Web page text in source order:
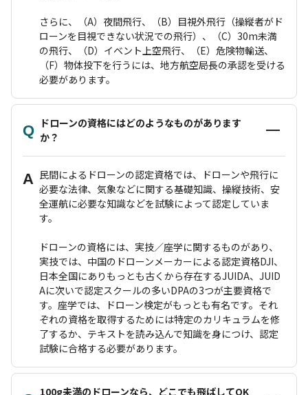
さらに、（A）夜間飛行、（B）目視外飛行（操縦者がド
ローンを目視できない状況での飛行）、（C）30m未満
の飛行、（D）イベント上空飛行、（E）危険物輸送、
（F）物体投下を行うには、地方航空局長の承認を受ける
必要があります。
Q ドローンの資格にはどのようなものがあります
か？
A 民間によるドローンの認定資格では、ドローンや飛行に
必要な法律、気象などに関する基礎知識、操縦技術、安
全運航に必要な知識などを試験によって認定していま
す。
ドローンの資格には、実技／座学に関するものがあり、
実技では、中国のドローンメーカーによる認定資格DJI、
日本全国にありもっとも古くから存在するJUIDA、JUID
Aに次いで認定スクールの多いDPAの3つが主要資格で
す。座学では、ドローン検定がもっとも有名です。それ
ぞれの資格を取得するためには特定のカリキュラムを修
了するか、テキストを読み込んで知識を身につけ、認定
試験に合格する必要があります。
100g未満のドローンなら、どこでも飛ばしてOK